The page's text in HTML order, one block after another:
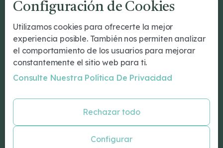
Dr Romeu
¿Tu primera cita?
Tratamientos
Conócenos
Blog
Psiquiatría Barcelona
Configuración de Cookies
Utilizamos cookies para ofrecerte la mejor
experiencia posible. También nos permiten analizar
el comportamiento de los usuarios para mejorar
constantemente el sitio web para ti.
Consulte Nuestra Política De Privacidad
Rechazar todo
Configurar